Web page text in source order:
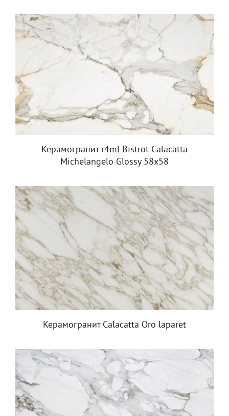
Керамогранит r4ml Bistrot Calacatta
Michelangelo Glossy 58х58
Керамогранит Calacatta Oro laparet